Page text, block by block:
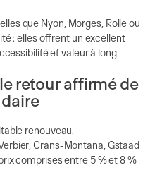
que Nyon, Morges, Rolle ou
: elles offrent un excellent
et valeur à long
retour affirmé de
renouveau.
Crans-Montana, Gstaad
comprises entre 5 % et 8 %